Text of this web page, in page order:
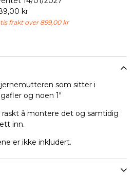
som sitter i
og noen 1"
å montere det og samtidig
inn.
er ikke inkludert.
kr
frakt over 899,00 kr